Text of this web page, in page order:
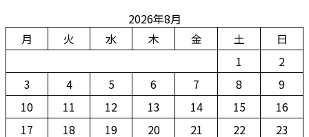
2026年8月
月
火 水 木 金 土
日
1
2
3
4 5 6 7 8
9
10
11 12 13 14 15
16
17
18 19 20 21 22 23